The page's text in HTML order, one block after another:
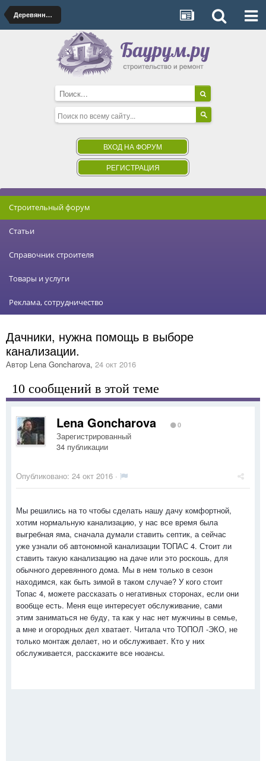
Деревянные дома
ВХОД НА ФОРУМ
РЕГИСТРАЦИЯ
Строительный форум
Статьи
Справочник строителя
Товары и услуги
Реклама, сотрудничество
Дачники, нужна помощь в выборе
канализации.
Автор Lena Goncharova, 24 окт 2016
10 сообщений в этой теме
Lena Goncharova 0
Зарегистрированный
34 публикации
Опубликовано: 24 окт 2016 ·
Мы решились на то чтобы сделать нашу дачу комфортной,
хотим нормальную канализацию, у нас все время была
выгребная яма, сначала думали ставить септик, а сейчас
уже узнали об автономной канализации ТОПАС 4. Стоит ли
ставить такую канализацию на даче или это роскошь, для
обычного деревянного дома. Мы в нем только в сезон
находимся, как быть зимой в таком случае? У кого стоит
Топас 4, можете рассказать о негативных сторонах, если они
вообще есть. Меня еще интересует обслуживание, сами
этим заниматься не буду, та как у нас нет мужчины в семье,
а мне и огородных дел хватает. Читала что ТОПОЛ -ЭКО, не
только монтаж делает, но и обслуживает. Кто у них
обслуживается, расскажите все нюансы.